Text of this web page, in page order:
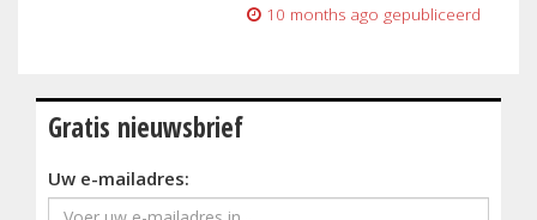
10 months ago gepubliceerd
Gratis nieuwsbrief
Uw e-mailadres: